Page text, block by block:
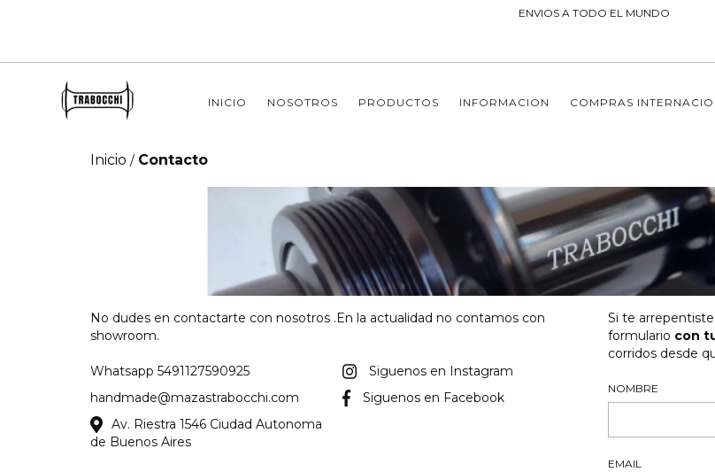
ENVIOS A TODO EL MUNDO
INICIO NOSOTROS PRODUCTOS INFORMACION COMPRAS
Inicio / Contacto
No dudes en contactarte con nosotros .En la actualidad no contamos con
showroom.
Whatsapp 5491127590925
handmade@mazastrabocchi.com
Av. Riestra 1546 Ciudad Autonoma
de Buenos Aires
Siguenos en Instagram
Siguenos en Facebook
Si te
formulario con
corridos desde
NOMBRE
EMAIL